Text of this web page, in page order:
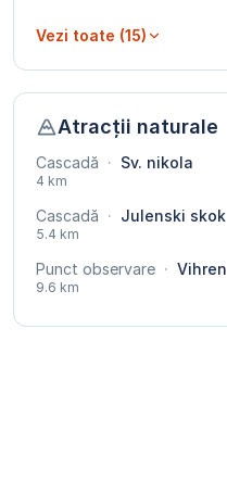
Vezi toate (15)
Atracții naturale
Cascadă · Sv. nikola
4 km
Cascadă · Julenski skok
5.4 km
Punct observare · Vihren
9.6 km